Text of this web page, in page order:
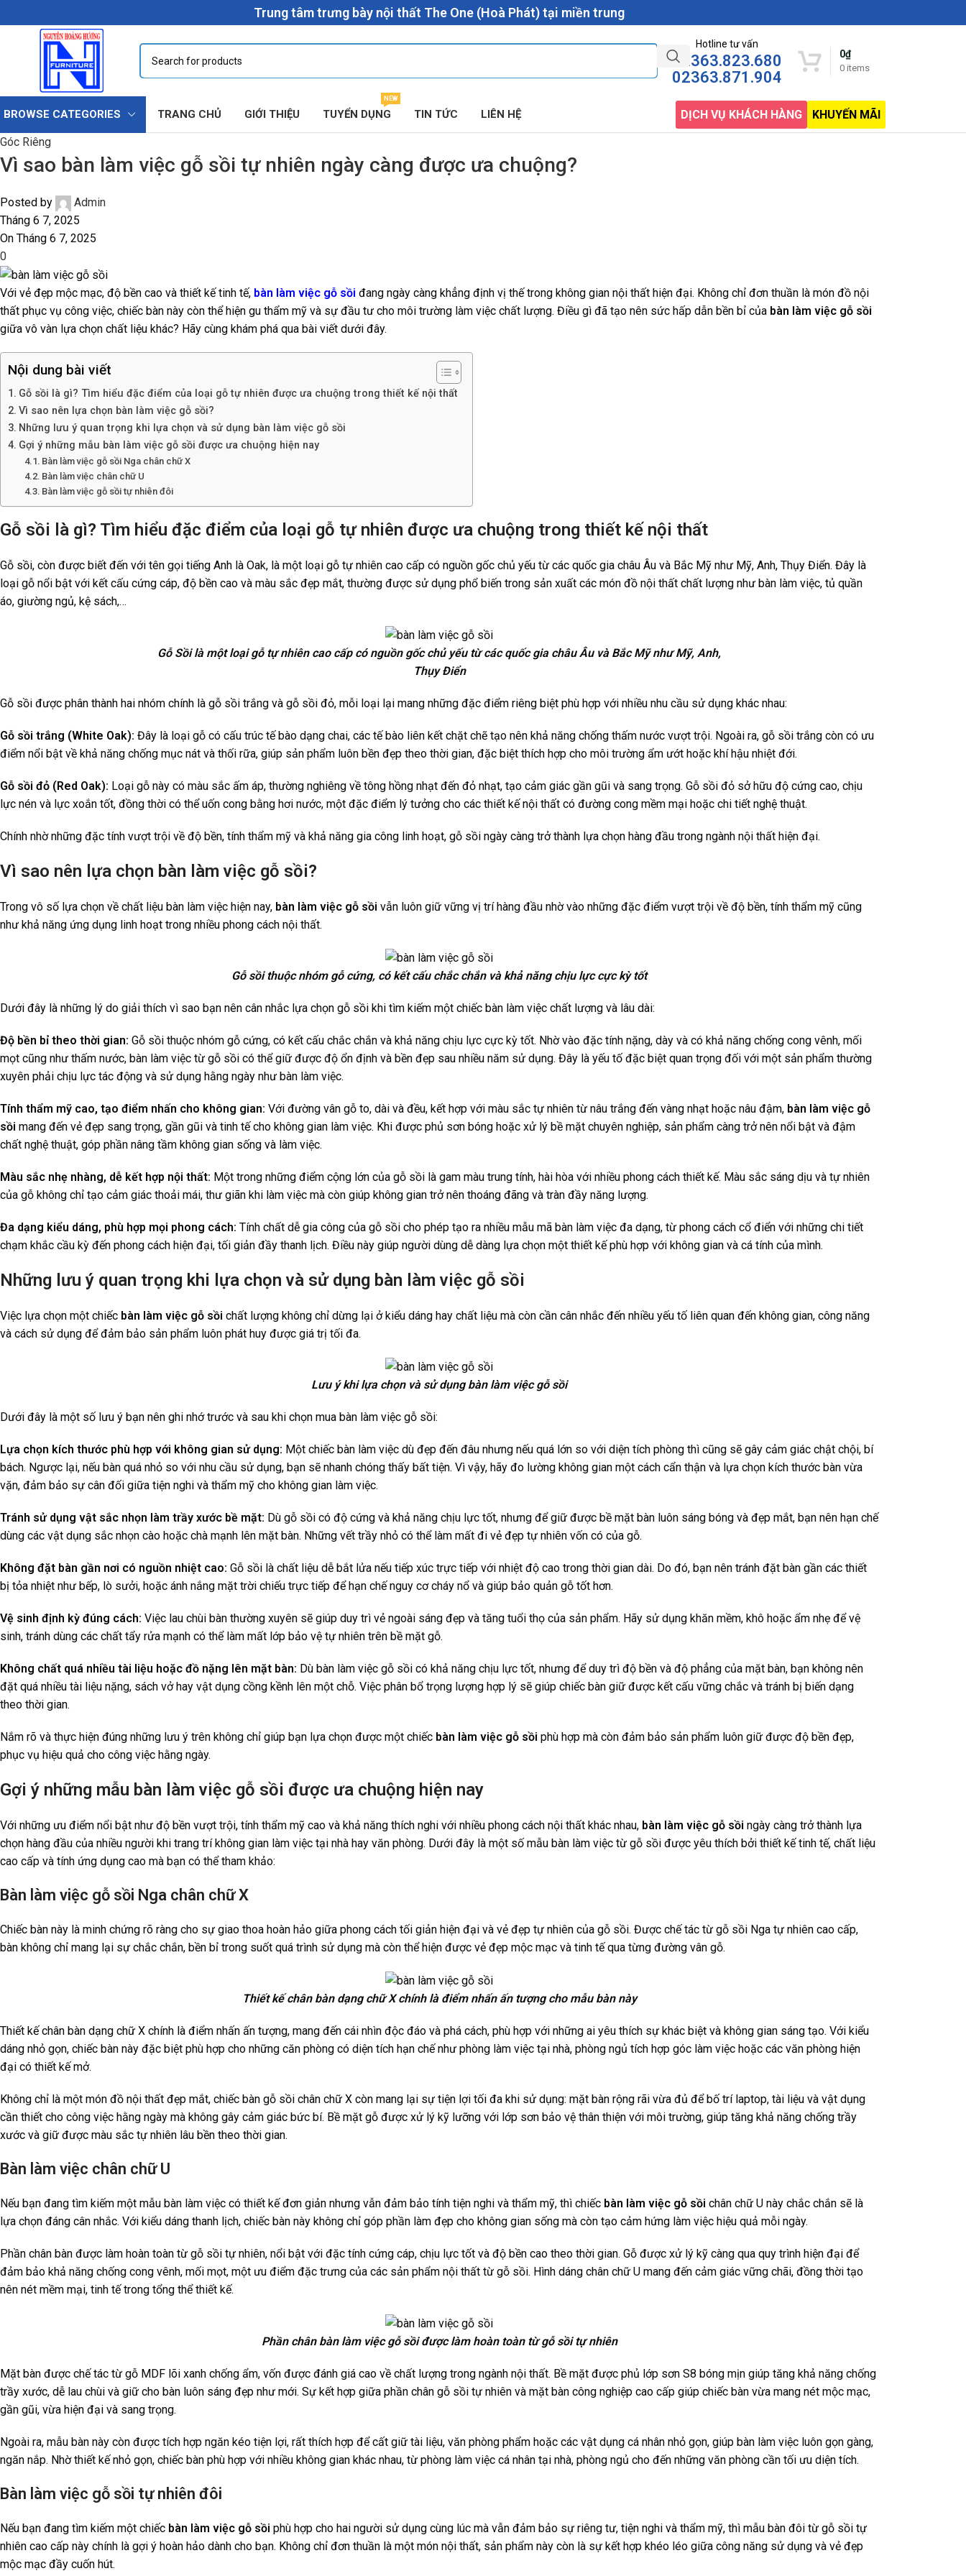
Trung tâm trưng bày nội thất The One (Hoà Phát) tại miền trung
Hotline tư vấn
02363.823.680
02363.871.904
0 items
0₫
BROWSE CATEGORIES TRANG CHỦ GIỚI THIỆU TUYỂN DỤNG
NEW
TIN TỨC LIÊN HỆ DỊCH VỤ KHÁCH HÀNG KHUYẾN MÃI
Góc Riêng
Vì sao bàn làm việc gỗ sồi tự nhiên ngày càng được ưa chuộng?
Posted by
Admin
Tháng 6 7, 2025
On Tháng 6 7, 2025
0
Với vẻ đẹp mộc mạc, độ bền cao và thiết kế tinh tế, bàn làm việc gỗ sồi đang ngày càng khẳng định vị thế trong không gian nội thất hiện đại. Không chỉ đơn thuần là món đồ nội
thất phục vụ công việc, chiếc bàn này còn thể hiện gu thẩm mỹ và sự đầu tư cho môi trường làm việc chất lượng. Điều gì đã tạo nên sức hấp dẫn bền bỉ của bàn làm việc gỗ sồi
giữa vô vàn lựa chọn chất liệu khác? Hãy cùng khám phá qua bài viết dưới đây.
Nội dung bài viết
Gỗ sồi là gì? Tìm hiểu đặc điểm của loại gỗ tự nhiên được ưa chuộng trong thiết kế nội thất
Vì sao nên lựa chọn bàn làm việc gỗ sồi?
Những lưu ý quan trọng khi lựa chọn và sử dụng bàn làm việc gỗ sồi
Gợi ý những mẫu bàn làm việc gỗ sồi được ưa chuộng hiện nay
Bàn làm việc gỗ sồi Nga chân chữ X
Bàn làm việc chân chữ U
Bàn làm việc gỗ sồi tự nhiên đôi
Gỗ sồi là gì? Tìm hiểu đặc điểm của loại gỗ tự nhiên được ưa chuộng trong thiết kế nội thất
Gỗ sồi, còn được biết đến với tên gọi tiếng Anh là Oak, là một loại gỗ tự nhiên cao cấp có nguồn gốc chủ yếu từ các quốc gia châu Âu và Bắc Mỹ như Mỹ, Anh, Thụy Điển. Đây là
loại gỗ nổi bật với kết cấu cứng cáp, độ bền cao và màu sắc đẹp mắt, thường được sử dụng phổ biến trong sản xuất các món đồ nội thất chất lượng như bàn làm việc, tủ quần
áo, giường ngủ, kệ sách,…
Gỗ Sồi là một loại gỗ tự nhiên cao cấp có nguồn gốc chủ yếu từ các quốc gia châu Âu và Bắc Mỹ như Mỹ, Anh,
Thụy Điển
Gỗ sồi được phân thành hai nhóm chính là gỗ sồi trắng và gỗ sồi đỏ, mỗi loại lại mang những đặc điểm riêng biệt phù hợp với nhiều nhu cầu sử dụng khác nhau:
Gỗ sồi trắng (White Oak): Đây là loại gỗ có cấu trúc tế bào dạng chai, các tế bào liên kết chặt chẽ tạo nên khả năng chống thấm nước vượt trội. Ngoài ra, gỗ sồi trắng còn có ưu
điểm nổi bật về khả năng chống mục nát và thối rữa, giúp sản phẩm luôn bền đẹp theo thời gian, đặc biệt thích hợp cho môi trường ẩm ướt hoặc khí hậu nhiệt đới.
Gỗ sồi đỏ (Red Oak): Loại gỗ này có màu sắc ấm áp, thường nghiêng về tông hồng nhạt đến đỏ nhạt, tạo cảm giác gần gũi và sang trọng. Gỗ sồi đỏ sở hữu độ cứng cao, chịu
lực nén và lực xoắn tốt, đồng thời có thể uốn cong bằng hơi nước, một đặc điểm lý tưởng cho các thiết kế nội thất có đường cong mềm mại hoặc chi tiết nghệ thuật.
Chính nhờ những đặc tính vượt trội về độ bền, tính thẩm mỹ và khả năng gia công linh hoạt, gỗ sồi ngày càng trở thành lựa chọn hàng đầu trong ngành nội thất hiện đại.
Vì sao nên lựa chọn bàn làm việc gỗ sồi?
Trong vô số lựa chọn về chất liệu bàn làm việc hiện nay, bàn làm việc gỗ sồi vẫn luôn giữ vững vị trí hàng đầu nhờ vào những đặc điểm vượt trội về độ bền, tính thẩm mỹ cũng
như khả năng ứng dụng linh hoạt trong nhiều phong cách nội thất.
Gỗ sồi thuộc nhóm gỗ cứng, có kết cấu chắc chắn và khả năng chịu lực cực kỳ tốt
Dưới đây là những lý do giải thích vì sao bạn nên cân nhắc lựa chọn gỗ sồi khi tìm kiếm một chiếc bàn làm việc chất lượng và lâu dài:
Độ bền bỉ theo thời gian: Gỗ sồi thuộc nhóm gỗ cứng, có kết cấu chắc chắn và khả năng chịu lực cực kỳ tốt. Nhờ vào đặc tính nặng, dày và có khả năng chống cong vênh, mối
mọt cũng như thấm nước, bàn làm việc từ gỗ sồi có thể giữ được độ ổn định và bền đẹp sau nhiều năm sử dụng. Đây là yếu tố đặc biệt quan trọng đối với một sản phẩm thường
xuyên phải chịu lực tác động và sử dụng hằng ngày như bàn làm việc.
Tính thẩm mỹ cao, tạo điểm nhấn cho không gian: Với đường vân gỗ to, dài và đều, kết hợp với màu sắc tự nhiên từ nâu trắng đến vàng nhạt hoặc nâu đậm, bàn làm việc gỗ
sồi mang đến vẻ đẹp sang trọng, gần gũi và tinh tế cho không gian làm việc. Khi được phủ sơn bóng hoặc xử lý bề mặt chuyên nghiệp, sản phẩm càng trở nên nổi bật và đậm
chất nghệ thuật, góp phần nâng tầm không gian sống và làm việc.
Màu sắc nhẹ nhàng, dễ kết hợp nội thất: Một trong những điểm cộng lớn của gỗ sồi là gam màu trung tính, hài hòa với nhiều phong cách thiết kế. Màu sắc sáng dịu và tự nhiên
của gỗ không chỉ tạo cảm giác thoải mái, thư giãn khi làm việc mà còn giúp không gian trở nên thoáng đãng và tràn đầy năng lượng.
Đa dạng kiểu dáng, phù hợp mọi phong cách: Tính chất dễ gia công của gỗ sồi cho phép tạo ra nhiều mẫu mã bàn làm việc đa dạng, từ phong cách cổ điển với những chi tiết
chạm khắc cầu kỳ đến phong cách hiện đại, tối giản đầy thanh lịch. Điều này giúp người dùng dễ dàng lựa chọn một thiết kế phù hợp với không gian và cá tính của mình.
Những lưu ý quan trọng khi lựa chọn và sử dụng bàn làm việc gỗ sồi
Việc lựa chọn một chiếc bàn làm việc gỗ sồi chất lượng không chỉ dừng lại ở kiểu dáng hay chất liệu mà còn cần cân nhắc đến nhiều yếu tố liên quan đến không gian, công năng
và cách sử dụng để đảm bảo sản phẩm luôn phát huy được giá trị tối đa.
Lưu ý khi lựa chọn và sử dụng bàn làm việc gỗ sồi
Dưới đây là một số lưu ý bạn nên ghi nhớ trước và sau khi chọn mua bàn làm việc gỗ sồi:
Lựa chọn kích thước phù hợp với không gian sử dụng: Một chiếc bàn làm việc dù đẹp đến đâu nhưng nếu quá lớn so với diện tích phòng thì cũng sẽ gây cảm giác chật chội, bí
bách. Ngược lại, nếu bàn quá nhỏ so với nhu cầu sử dụng, bạn sẽ nhanh chóng thấy bất tiện. Vì vậy, hãy đo lường không gian một cách cẩn thận và lựa chọn kích thước bàn vừa
vặn, đảm bảo sự cân đối giữa tiện nghi và thẩm mỹ cho không gian làm việc.
Tránh sử dụng vật sắc nhọn làm trầy xước bề mặt: Dù gỗ sồi có độ cứng và khả năng chịu lực tốt, nhưng để giữ được bề mặt bàn luôn sáng bóng và đẹp mắt, bạn nên hạn chế
dùng các vật dụng sắc nhọn cào hoặc chà mạnh lên mặt bàn. Những vết trầy nhỏ có thể làm mất đi vẻ đẹp tự nhiên vốn có của gỗ.
Không đặt bàn gần nơi có nguồn nhiệt cao: Gỗ sồi là chất liệu dễ bắt lửa nếu tiếp xúc trực tiếp với nhiệt độ cao trong thời gian dài. Do đó, bạn nên tránh đặt bàn gần các thiết
bị tỏa nhiệt như bếp, lò sưởi, hoặc ánh nắng mặt trời chiếu trực tiếp để hạn chế nguy cơ cháy nổ và giúp bảo quản gỗ tốt hơn.
Vệ sinh định kỳ đúng cách: Việc lau chùi bàn thường xuyên sẽ giúp duy trì vẻ ngoài sáng đẹp và tăng tuổi thọ của sản phẩm. Hãy sử dụng khăn mềm, khô hoặc ẩm nhẹ để vệ
sinh, tránh dùng các chất tẩy rửa mạnh có thể làm mất lớp bảo vệ tự nhiên trên bề mặt gỗ.
Không chất quá nhiều tài liệu hoặc đồ nặng lên mặt bàn: Dù bàn làm việc gỗ sồi có khả năng chịu lực tốt, nhưng để duy trì độ bền và độ phẳng của mặt bàn, bạn không nên
đặt quá nhiều tài liệu nặng, sách vở hay vật dụng cồng kềnh lên một chỗ. Việc phân bổ trọng lượng hợp lý sẽ giúp chiếc bàn giữ được kết cấu vững chắc và tránh bị biến dạng
theo thời gian.
Nắm rõ và thực hiện đúng những lưu ý trên không chỉ giúp bạn lựa chọn được một chiếc bàn làm việc gỗ sồi phù hợp mà còn đảm bảo sản phẩm luôn giữ được độ bền đẹp,
phục vụ hiệu quả cho công việc hằng ngày.
Gợi ý những mẫu bàn làm việc gỗ sồi được ưa chuộng hiện nay
Với những ưu điểm nổi bật như độ bền vượt trội, tính thẩm mỹ cao và khả năng thích nghi với nhiều phong cách nội thất khác nhau, bàn làm việc gỗ sồi ngày càng trở thành lựa
chọn hàng đầu của nhiều người khi trang trí không gian làm việc tại nhà hay văn phòng. Dưới đây là một số mẫu bàn làm việc từ gỗ sồi được yêu thích bởi thiết kế tinh tế, chất liệu
cao cấp và tính ứng dụng cao mà bạn có thể tham khảo:
Bàn làm việc gỗ sồi Nga chân chữ X
Chiếc bàn này là minh chứng rõ ràng cho sự giao thoa hoàn hảo giữa phong cách tối giản hiện đại và vẻ đẹp tự nhiên của gỗ sồi. Được chế tác từ gỗ sồi Nga tự nhiên cao cấp,
bàn không chỉ mang lại sự chắc chắn, bền bỉ trong suốt quá trình sử dụng mà còn thể hiện được vẻ đẹp mộc mạc và tinh tế qua từng đường vân gỗ.
Thiết kế chân bàn dạng chữ X chính là điểm nhấn ấn tượng cho mẫu bàn này
Thiết kế chân bàn dạng chữ X chính là điểm nhấn ấn tượng, mang đến cái nhìn độc đáo và phá cách, phù hợp với những ai yêu thích sự khác biệt và không gian sáng tạo. Với kiểu
dáng nhỏ gọn, chiếc bàn này đặc biệt phù hợp cho những căn phòng có diện tích hạn chế như phòng làm việc tại nhà, phòng ngủ tích hợp góc làm việc hoặc các văn phòng hiện
đại có thiết kế mở.
Không chỉ là một món đồ nội thất đẹp mắt, chiếc bàn gỗ sồi chân chữ X còn mang lại sự tiện lợi tối đa khi sử dụng: mặt bàn rộng rãi vừa đủ để bố trí laptop, tài liệu và vật dụng
cần thiết cho công việc hằng ngày mà không gây cảm giác bức bí. Bề mặt gỗ được xử lý kỹ lưỡng với lớp sơn bảo vệ thân thiện với môi trường, giúp tăng khả năng chống trầy
xước và giữ được màu sắc tự nhiên lâu bền theo thời gian.
Bàn làm việc chân chữ U
Nếu bạn đang tìm kiếm một mẫu bàn làm việc có thiết kế đơn giản nhưng vẫn đảm bảo tính tiện nghi và thẩm mỹ, thì chiếc bàn làm việc gỗ sồi chân chữ U này chắc chắn sẽ là
lựa chọn đáng cân nhắc. Với kiểu dáng thanh lịch, chiếc bàn này không chỉ góp phần làm đẹp cho không gian sống mà còn tạo cảm hứng làm việc hiệu quả mỗi ngày.
Phần chân bàn được làm hoàn toàn từ gỗ sồi tự nhiên, nổi bật với đặc tính cứng cáp, chịu lực tốt và độ bền cao theo thời gian. Gỗ được xử lý kỹ càng qua quy trình hiện đại để
đảm bảo khả năng chống cong vênh, mối mọt, một ưu điểm đặc trưng của các sản phẩm nội thất từ gỗ sồi. Hình dáng chân chữ U mang đến cảm giác vững chãi, đồng thời tạo
nên nét mềm mại, tinh tế trong tổng thể thiết kế.
Phần chân bàn làm việc gỗ sồi được làm hoàn toàn từ gỗ sồi tự nhiên
Mặt bàn được chế tác từ gỗ MDF lõi xanh chống ẩm, vốn được đánh giá cao về chất lượng trong ngành nội thất. Bề mặt được phủ lớp sơn S8 bóng mịn giúp tăng khả năng chống
trầy xước, dễ lau chùi và giữ cho bàn luôn sáng đẹp như mới. Sự kết hợp giữa phần chân gỗ sồi tự nhiên và mặt bàn công nghiệp cao cấp giúp chiếc bàn vừa mang nét mộc mạc,
gần gũi, vừa hiện đại và sang trọng.
Ngoài ra, mẫu bàn này còn được tích hợp ngăn kéo tiện lợi, rất thích hợp để cất giữ tài liệu, văn phòng phẩm hoặc các vật dụng cá nhân nhỏ gọn, giúp bàn làm việc luôn gọn gàng,
ngăn nắp. Nhờ thiết kế nhỏ gọn, chiếc bàn phù hợp với nhiều không gian khác nhau, từ phòng làm việc cá nhân tại nhà, phòng ngủ cho đến những văn phòng cần tối ưu diện tích.
Bàn làm việc gỗ sồi tự nhiên đôi
Nếu bạn đang tìm kiếm một chiếc bàn làm việc gỗ sồi phù hợp cho hai người sử dụng cùng lúc mà vẫn đảm bảo sự riêng tư, tiện nghi và thẩm mỹ, thì mẫu bàn đôi từ gỗ sồi tự
nhiên cao cấp này chính là gợi ý hoàn hảo dành cho bạn. Không chỉ đơn thuần là một món nội thất, sản phẩm này còn là sự kết hợp khéo léo giữa công năng sử dụng và vẻ đẹp
mộc mạc đầy cuốn hút.